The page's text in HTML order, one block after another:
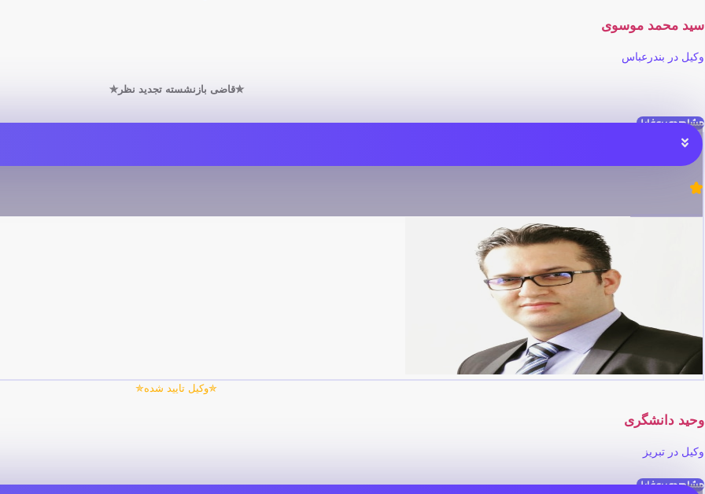
سید محمد موسوی
وکیل در بندرعباس
✯قاضی بازنشسته تجدید نظر✯
مشاهده پروفایل
✯وکیل تایید شده✯
وحید دانشگری
وکیل در تبریز
مشاهده پروفایل